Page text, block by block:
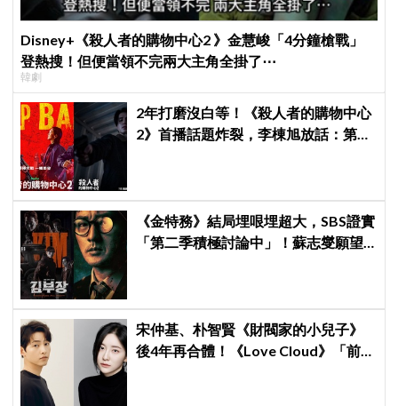
Disney+《殺人者的購物中心2 》金慧峻「4分鐘槍戰」
登熱搜！但便當領不完兩大主角全掛了⋯
韓劇
2年打磨沒白等！《殺人者的購物中心
2》首播話題炸裂，李棟旭放話：第三
《金特務》結局埋哏埋超大，SBS證實
「第二季積極討論中」！蘇志燮願望
宋仲基、朴智賢《財閥家的小兒子》
後4年再合體！《Love Cloud》「前任